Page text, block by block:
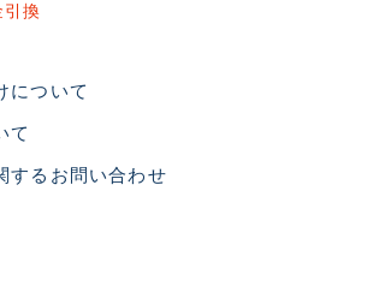
引換
について
て
するお問い合わせ